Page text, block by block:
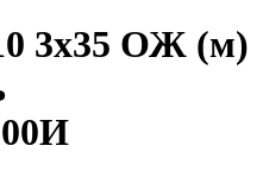
3х35 ОЖ (м)